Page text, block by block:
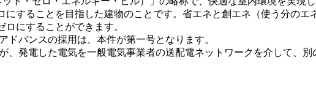
にすることを目指した建物のことです。省エネと創エネ（使う分のエ
にすることができます。
ドバンスの採用は、本件が第一号となります。
、発電した電気を一般電気事業者の送配電ネットワークを介して、